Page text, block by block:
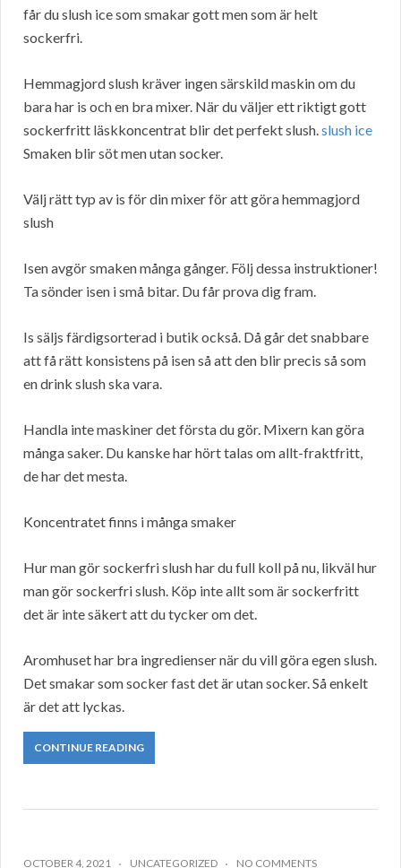
får du slush ice som smakar gott men som är helt
sockerfri.
Hemmagjord slush kräver ingen särskild maskin om du
bara har is och en bra mixer. När du väljer ett riktigt gott
sockerfritt läskkoncentrat blir det perfekt slush. slush ice
Smaken blir söt men utan socker.
Välj rätt typ av is för din mixer för att göra hemmagjord
slush
Isen avgör smaken många gånger. Följ dessa instruktioner!
Ta sönder isen i små bitar. Du får prova dig fram.
Is säljs färdigsorterad i butik också. Då går det snabbare
att få rätt konsistens på isen så att den blir precis så som
en drink slush ska vara.
Handla inte maskiner det första du gör. Mixern kan göra
många saker. Du kanske har hört talas om allt-fraktfritt,
de har det mesta.
Koncentratet finns i många smaker
Hur man gör sockerfri slush har du full koll på nu, likväl hur
man gör sockerfri slush. Köp inte allt som är sockerfritt
det är inte säkert att du tycker om det.
Aromhuset har bra ingredienser när du vill göra egen slush.
Det smakar som socker fast det är utan socker. Så enkelt
är det att lyckas.
CONTINUE READING
OCTOBER 4, 2021 UNCATEGORIZED NO COMMENTS